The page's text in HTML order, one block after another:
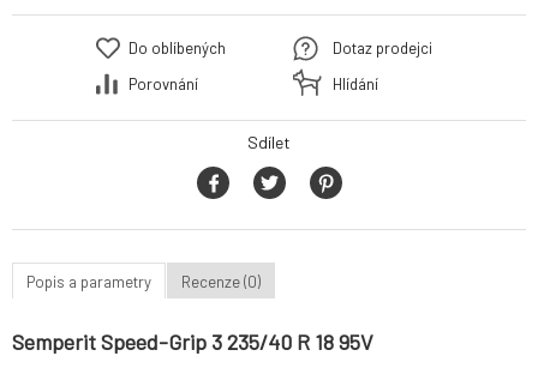
Do oblíbených
Porovnání
Dotaz prodejci
Hlídání
Sdílet
Popis a parametry Recenze (0)
Semperit Speed-Grip 3 235/40 R 18 95V